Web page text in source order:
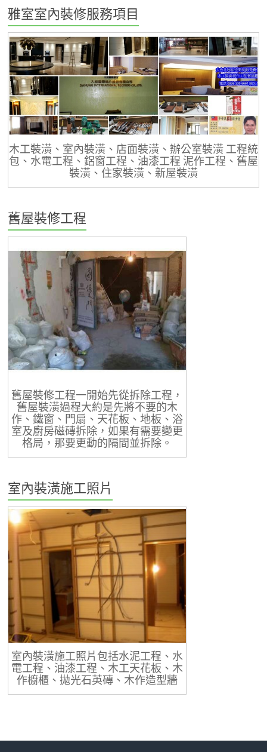
雅室室內裝修服務項目
木工裝潢、室內裝潢、店面裝潢、辦公室裝潢 工程統
包、水電工程、鋁窗工程、油漆工程 泥作工程、舊屋
裝潢、住家裝潢、新屋裝潢
舊屋裝修工程
舊屋裝修工程一開始先從拆除工程，
舊屋裝潢過程大約是先將不要的木
作、鐵窗、門扇、天花板、地板、浴
室及廚房磁磚拆除，如果有需要變更
格局，那要更動的隔間並拆除。
室內裝潢施工照片
室內裝潢施工照片包括水泥工程、水
電工程、油漆工程、木工天花板、木
作櫥櫃、拋光石英磚、木作造型牆